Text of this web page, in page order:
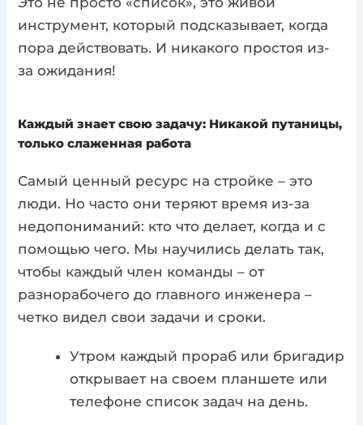
инструмент, который подсказывает, когда
пора действовать. И никакого простоя из-
за ожидания!
Каждый знает свою задачу: Никакой путаницы,
только слаженная работа
Самый ценный ресурс на стройке – это
люди. Но часто они теряют время из-за
недопониманий: кто что делает, когда и с
помощью чего. Мы научились делать так,
чтобы каждый член команды – от
разнорабочего до главного инженера –
четко видел свои задачи и сроки.
Утром каждый прораб или бригадир
открывает на своем планшете или
телефоне список задач на день.